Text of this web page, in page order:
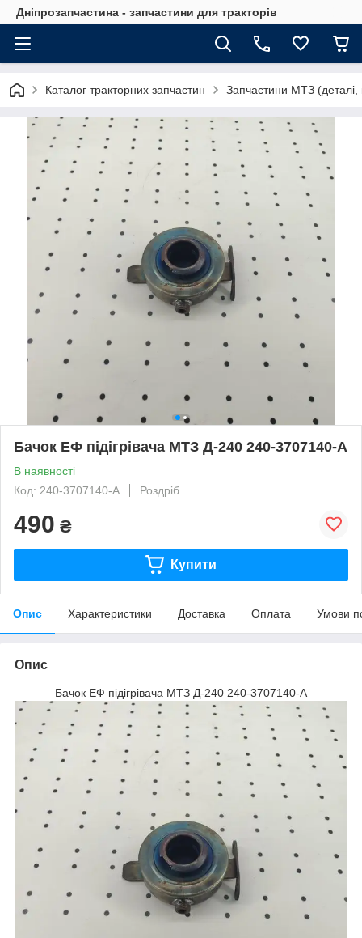
Дніпрозапчастина - запчастини для тракторів
Каталог тракторних запчастин Запчастини МТЗ (деталі,
Бачок ЕФ підігрівача МТЗ Д-240 240-3707140-А
В наявності
Код: 240-3707140-А
Роздріб
490 ₴
Купити
Опис Характеристики Доставка Оплата Умови
Опис
Бачок ЕФ підігрівача МТЗ Д-240 240-3707140-А